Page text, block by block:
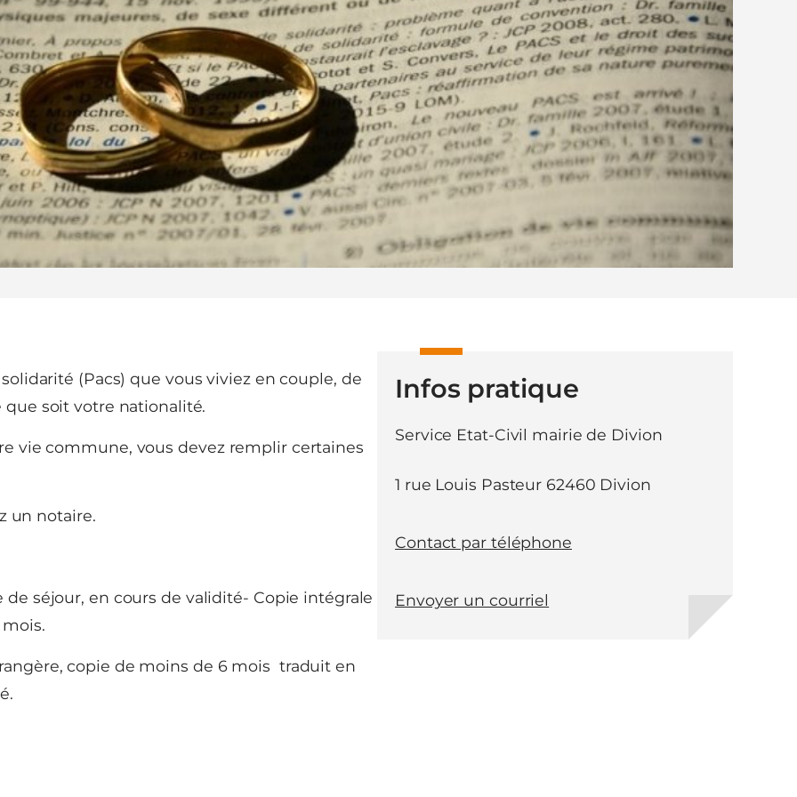
(Pacs) que vous viviez en couple, de
soit votre nationalité.
vie commune, vous devez remplir certaines
un notaire.
de séjour, en cours de validité- Copie intégrale
copie de moins de 6 mois traduit en
Infos pratique
Service Etat-Civil mairie de Divion
1 rue Louis Pasteur 62460 Divion
Contact par téléphone
Envoyer un courriel